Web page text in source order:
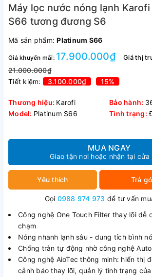
Máy lọc nước nóng lạnh
S66 tương đương S6
Mã sản phẩm:Platinum S66
Giá khuyến mãi: 17.900.000₫ Giá thị
21.000.000₫
Tiết kiệm:
3.100.000₫ 15%
Thương hiệu: Karofi Bảo hành:
Model: Platinum S66 Tình trạng:
MUA NGAY
Giao tận nơi hoặc nhận tại cửa
Yêu thích Trả
Gọi 0988 974 973 để tư vấn
Công nghệ One Touch Filter thay lõi dễ
chạm
Nóng nhanh lạnh sâu - dung tích bình
Chống tràn tự động nhờ công nghệ
Công nghệ AioTec thông minh: hiển thị
cảnh báo thay lõi, quản lý tình trạng